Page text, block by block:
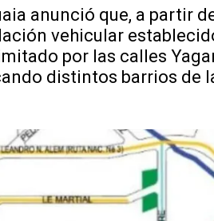
anunció que, a partir
vehicular
por las calles
distintos barrios de